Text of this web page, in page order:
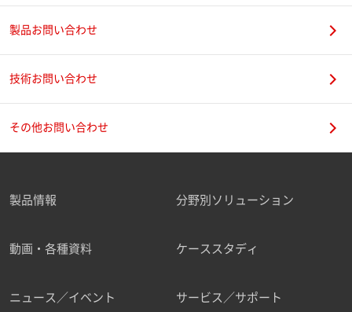
製品お問い合わせ
技術お問い合わせ
その他お問い合わせ
製品情報 分野別ソリューション
動画・各種資料 ケーススタディ
ニュース／イベント サービス／サポート